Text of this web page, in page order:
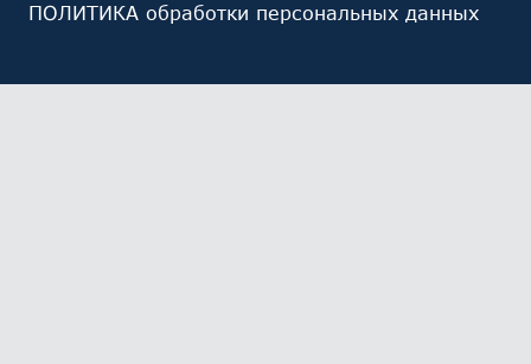
ПОЛИТИКА обработки персональных данных